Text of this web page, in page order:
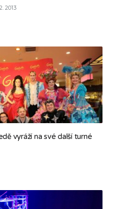
2013
vyráží na své další turné